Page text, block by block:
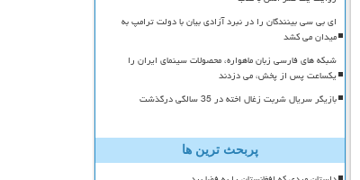
ای بی سی بینندگان را در نبرد آزادی بیان با دولت ترامپ به
میدان می کشد
شبکه های فارسی زبان ماهواره، محصولات سینمای ایران را
یکساعت پس از پخش، می دزدند
بازیگر سریال شربت زغال اخته در 35 سالگی درگذشت
پربحث ترین ها